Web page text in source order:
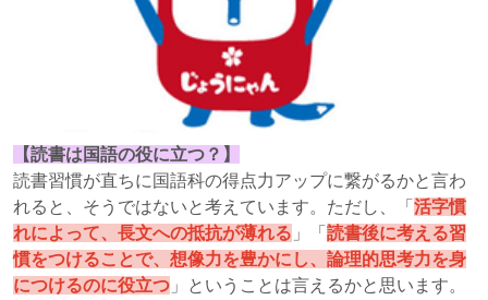
【読書は国語の役に立つ？】
読書習慣が直ちに国語科の得点力アップに繋がるかと言わ
れると、そうではないと考えています。ただし、「 活字慣
れによって、長文への抵抗が薄れる 」「 読書後に考える習
慣をつけることで、想像力を豊かにし、論理的思考力を身
につけるのに役立つ 」ということは言えるかと思います。